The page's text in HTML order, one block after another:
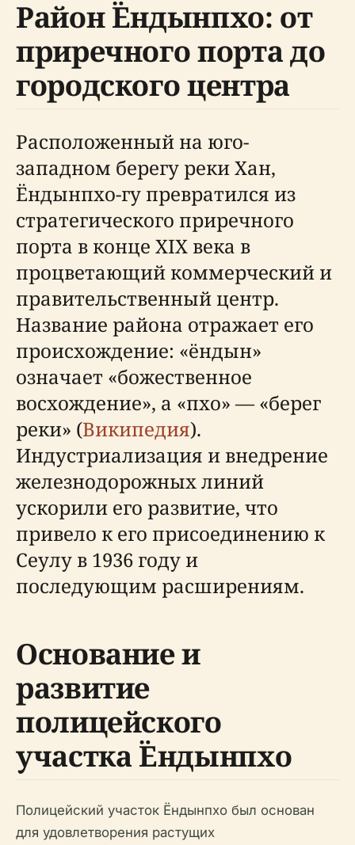
Район Ёндынпхо: от
приречного порта до
городского центра
Расположенный на юго-
западном берегу реки Хан,
Ёндынпхо-гу превратился из
стратегического приречного
порта в конце XIX века в
процветающий коммерческий и
правительственный центр.
Название района отражает его
происхождение: «ёндын»
означает «божественное
восхождение», а «пхо» — «берег
реки» (Википедия).
Индустриализация и внедрение
железнодорожных линий
ускорили его развитие, что
привело к его присоединению к
Сеулу в 1936 году и
последующим расширениям.
Основание и
развитие
полицейского
участка Ёндынпхо
Полицейский участок Ёндынпхо был основан
для удовлетворения растущих